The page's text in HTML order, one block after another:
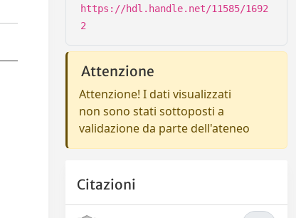
https://hdl.handle.net/11585/1692
2
Attenzione
Attenzione! I dati visualizzati
non sono stati sottoposti a
validazione da parte dell'ateneo
Citazioni